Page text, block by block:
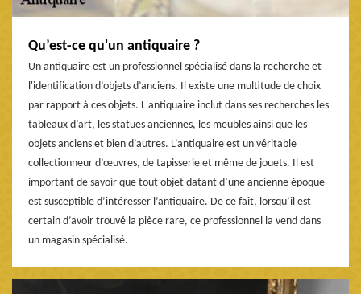
Qu’est-ce qu'un antiquaire ?
Un antiquaire est un professionnel spécialisé dans la recherche et
l'identification d’objets d’anciens. Il existe une multitude de choix
par rapport à ces objets. L'antiquaire inclut dans ses recherches les
tableaux d’art, les statues anciennes, les meubles ainsi que les
objets anciens et bien d’autres. L’antiquaire est un véritable
collectionneur d’œuvres, de tapisserie et même de jouets. Il est
important de savoir que tout objet datant d’une ancienne époque
est susceptible d’intéresser l’antiquaire. De ce fait, lorsqu’il est
certain d’avoir trouvé la pièce rare, ce professionnel la vend dans
un magasin spécialisé.